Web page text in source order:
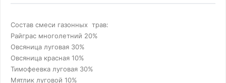
Состав смеси газонных трав:
Райграс многолетний 20%
Овсяница луговая 30%
Овсяница красная 10%
Тимофеевка луговая 30%
Мятлик луговой 10%